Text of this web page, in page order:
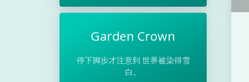
Garden Crown
停下脚步才注意到 世界被染得雪
白。